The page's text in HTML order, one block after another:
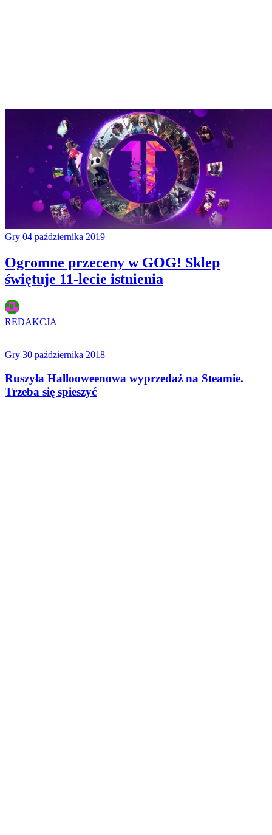
Gry 04 października 2019
Ogromne przeceny w GOG! Sklep
świętuje 11-lecie istnienia
REDAKCJA
Gry 30 października 2018
Ruszyła Hallooweenowa wyprzedaż na Steamie.
Trzeba się spieszyć